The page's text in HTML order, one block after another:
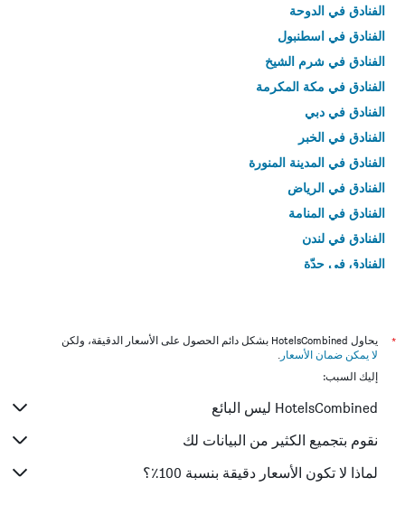
الفنادق في الدوحة
الفنادق في اسطنبول
الفنادق في شرم الشيخ
الفنادق في مكة المكرمة
الفنادق في دبي
الفنادق في الخبر
الفنادق في المدينة المنورة
الفنادق في الرياض
الفنادق في المنامة
الفنادق في لندن
الفنادق في جدّة
*
يحاول HotelsCombined بشكل دائم الحصول على الأسعار الدقيقة، ولكن
لا يمكن ضمان الأسعار .
إليك السبب:
HotelsCombined ليس البائع
نقوم بتجميع الكثير من البيانات لك
لماذا لا تكون الأسعار دقيقة بنسبة 100٪؟